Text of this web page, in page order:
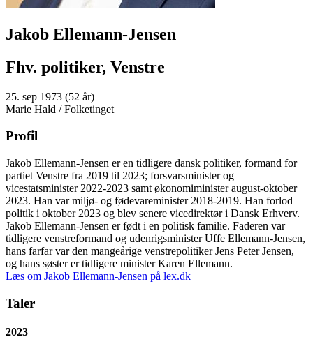
Jakob Ellemann-Jensen
Fhv. politiker, Venstre
25. sep 1973 (52 år)
Marie Hald / Folketinget
Profil
Jakob Ellemann-Jensen er en tidligere dansk politiker, formand for
partiet Venstre fra 2019 til 2023; forsvarsminister og
vicestatsminister 2022-2023 samt økonomiminister august-oktober
2023. Han var miljø- og fødevareminister 2018-2019. Han forlod
politik i oktober 2023 og blev senere vicedirektør i Dansk Erhverv.
Jakob Ellemann-Jensen er født i en politisk familie. Faderen var
tidligere venstreformand og udenrigsminister Uffe Ellemann-Jensen,
hans farfar var den mangeårige venstrepolitiker Jens Peter Jensen,
og hans søster er tidligere minister Karen Ellemann.
Læs om Jakob Ellemann-Jensen på lex.dk
Taler
2023